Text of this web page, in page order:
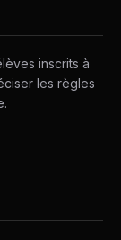
inscrits à
les règles